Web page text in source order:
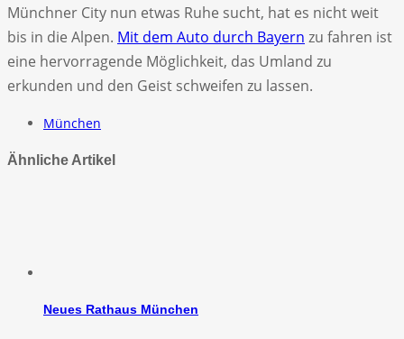
Münchner City nun etwas Ruhe sucht, hat es nicht weit
bis in die Alpen. Mit dem Auto durch Bayern zu fahren ist
eine hervorragende Möglichkeit, das Umland zu
erkunden und den Geist schweifen zu lassen.
München
Ähnliche Artikel
Neues Rathaus München